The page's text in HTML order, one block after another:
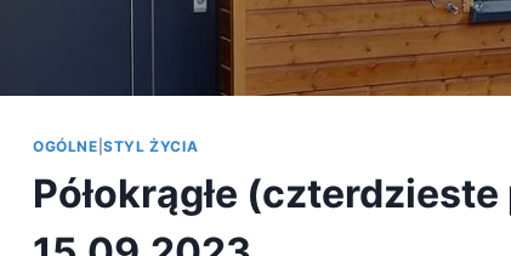
OGÓLNE |STYL ŻYCIA
Półokrągłe